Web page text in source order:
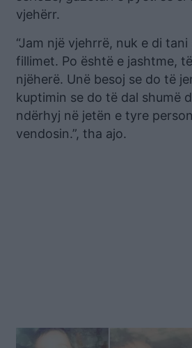
vjehërr.
“Jam një vjehrrë, nuk e di
fillimet. Po është e jashtme,
njëherë. Unë besoj se do të
kuptimin se do të dal shumë
ndërhyj në jetën e tyre
vendosin.”, tha ajo.